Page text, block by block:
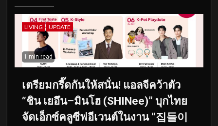
LIVING UPDATE
1 min read
เตรียมกรี๊ดกันให้สนั่น! แอลจีคว้าตัว
“ชิน เยอึน–มินโฮ (SHINee)” บุกไทย
จัดเอ็กซ์คลูซีฟอีเวนต์ในงาน “집들이